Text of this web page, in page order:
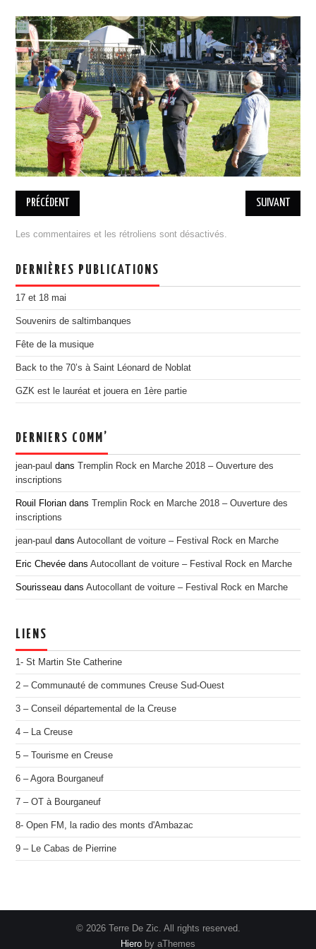
BILLETTERIE 18 MAI COBI
PRATIQUE
ASSOCIATION
L’ÉQUIPE
ADHÉSION, DON
ESPACE MEMBRES
MENTIONS LÉGALES
DESINSCRIPTION
PARTENAIRES
DEVENIR PARTENAIRE
ILS NOUS ONT SOUTENU
PORTOFOLIO
ÉDITION 2021
EDITION 2017
EDITION 2016
EDITION 2015
EDITION 2014
EDITION 2012
CONTACT
PRÉCÉDENT SUIVANT
Les commentaires et les rétroliens sont désactivés.
DERNIÈRES PUBLICATIONS
17 et 18 mai
Souvenirs de saltimbanques
Fête de la musique
Back to the 70’s à Saint Léonard de Noblat
GZK est le lauréat et jouera en 1ère partie
DERNIERS COMM’
jean-paul dansTremplin Rock en Marche 2018 – Ouverture des
inscriptions
Rouil Florian dansTremplin Rock en Marche 2018 – Ouverture des
inscriptions
jean-paul dansAutocollant de voiture – Festival Rock en Marche
Eric Chevée dansAutocollant de voiture – Festival Rock en Marche
Sourisseau dansAutocollant de voiture – Festival Rock en Marche
LIENS
1- St Martin Ste Catherine
2 – Communauté de communes Creuse Sud-Ouest
3 – Conseil départemental de la Creuse
4 – La Creuse
5 – Tourisme en Creuse
6 – Agora Bourganeuf
7 – OT à Bourganeuf
8- Open FM, la radio des monts d'Ambazac
9 – Le Cabas de Pierrine
© 2026 Terre De Zic. All rights reserved.
Hiero by aThemes